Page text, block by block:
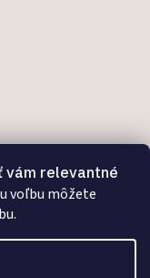
vám relevantné
voľbu môžete